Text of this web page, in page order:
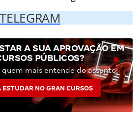
TELEGRAM
A SUA APROVAÇÃO EM
PÚBLICOS?
mais entende do assunto!
ESTUDAR NO GRAN CURSOS